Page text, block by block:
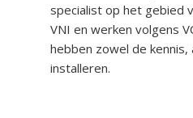
specialist op het gebied
VNI en werken volgens
hebben zowel de
installeren.